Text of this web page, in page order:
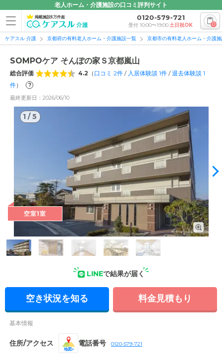
老人ホーム・介護施設の口コミ評判サイト
掲載施設5万件超 0120-579-721
受付 10:00〜19:00土日祝OK 0
ケアスル 介護 京都府の有料老人ホーム・介護施設一覧 京都市の有料老人ホーム・介護
SOMPOケア そんぽの家Ｓ京都嵐山
総合評価 4.2 （ 口コミ 2件 /入居体験談 1件 /退去体験談 1
件） ?
最終更新日：2026/06/10
1 /5
1/ 5
外観: モダンで落ち着きのある外観。複数の医療機関と連携
し、安心のサポート体制を整えた住まいです。
空室1室
LINEで結果が届く
空き状況を知る 料金見積もり
基本情報
住所/アクセス
地図
電話番号 0120-579-721